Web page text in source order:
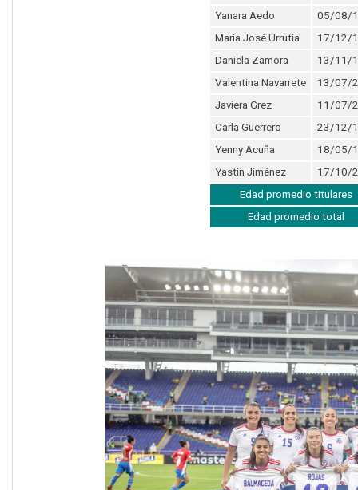
Yanara Aedo
05/08/
María José Urrutia
17/12/
Daniela Zamora
13/11/
Valentina Navarrete
13/07/
Javiera Grez
11/07/
Carla Guerrero
23/12/
Yenny Acuña
18/05/
Yastin Jiménez
17/10/
Edad promedio titulares
Edad promedio total